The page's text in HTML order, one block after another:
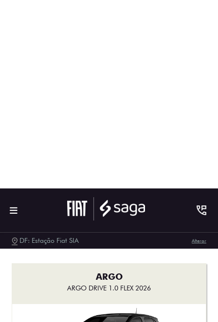
FASTBACK
FASTBACK ABARTH TURBO 270 FLEX AT 2025